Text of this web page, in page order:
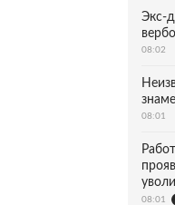
Экс-
08:02
08:01
08:01